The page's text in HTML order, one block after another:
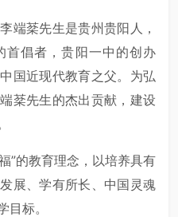
端棻先生是贵州贵阳人，
首倡者，贵阳一中的创办
国近现代教育之父。为弘
棻先生的杰出贡献，建设
”的教育理念，以培养具有
展、学有所长、中国灵魂
标。